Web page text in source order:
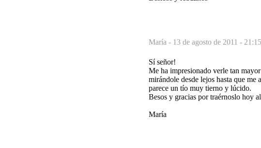
María - 13 de agosto de 2011 - 21:15
Sí señor!
Me ha impresionado verle tan
mirándole desde lejos hasta que
parece un tío muy tierno y lúcido.
Besos y gracias por traérnoslo hoy
María